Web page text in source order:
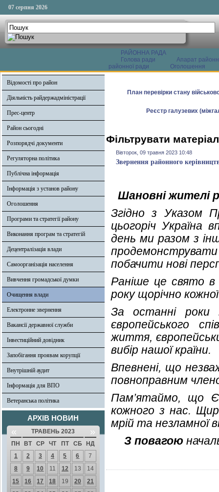
07 серпня 2026
РАЙОННА РАДА
Голова ради
Апарат
районної ради
Оголошення
Відомості про район
Діяльність райдержадміністрації
Прес-центр
Район сьогодні
Розпорядчі документи
Регуляторна політика
Публічна інформація
Інформація з установ району
Оголошення
Програми та стратегії району
Виконання програм та стратегій
Децентралізація влади
Самоорганізація населення
Вивчення громадської думки
Очищення влади
Електронне звернення
Вакансії державної служби
Інвестиційний довідник
Запобігання проявам корупції
Внутрішній аудит
Інформація для ВПО
Ветеранська політика
АРХІВ НОВИН
« ТРАВЕНЬ 2023 »
ПН ВТ СР ЧТ ПТ СБ
НД
1
2 3 4 5 6
7
8
9 10 11 12 13
14
15
16 17 18 19 20
21
План перевірки стану
Реєстр галузевих
Фільтрувати
Вівторок, 09 травня 2023 10:48
Звернення районного
Шановні жителі
Згідно з Указом
цьогоріч Україна
день ми разом з
побачити нові
Раніше це свято в
року щорічно
За останні роки
європейського
життя,
вибір нашої країни.
Впевнені, що
повноправним
Пам’ятаймо, що
кожного з нас.
мрій та незламної
З повагою